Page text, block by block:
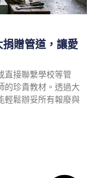
贈管道，讓愛
直接聯繫學校等管
的珍貴教材。透過大
輕鬆辦妥所有報廢與